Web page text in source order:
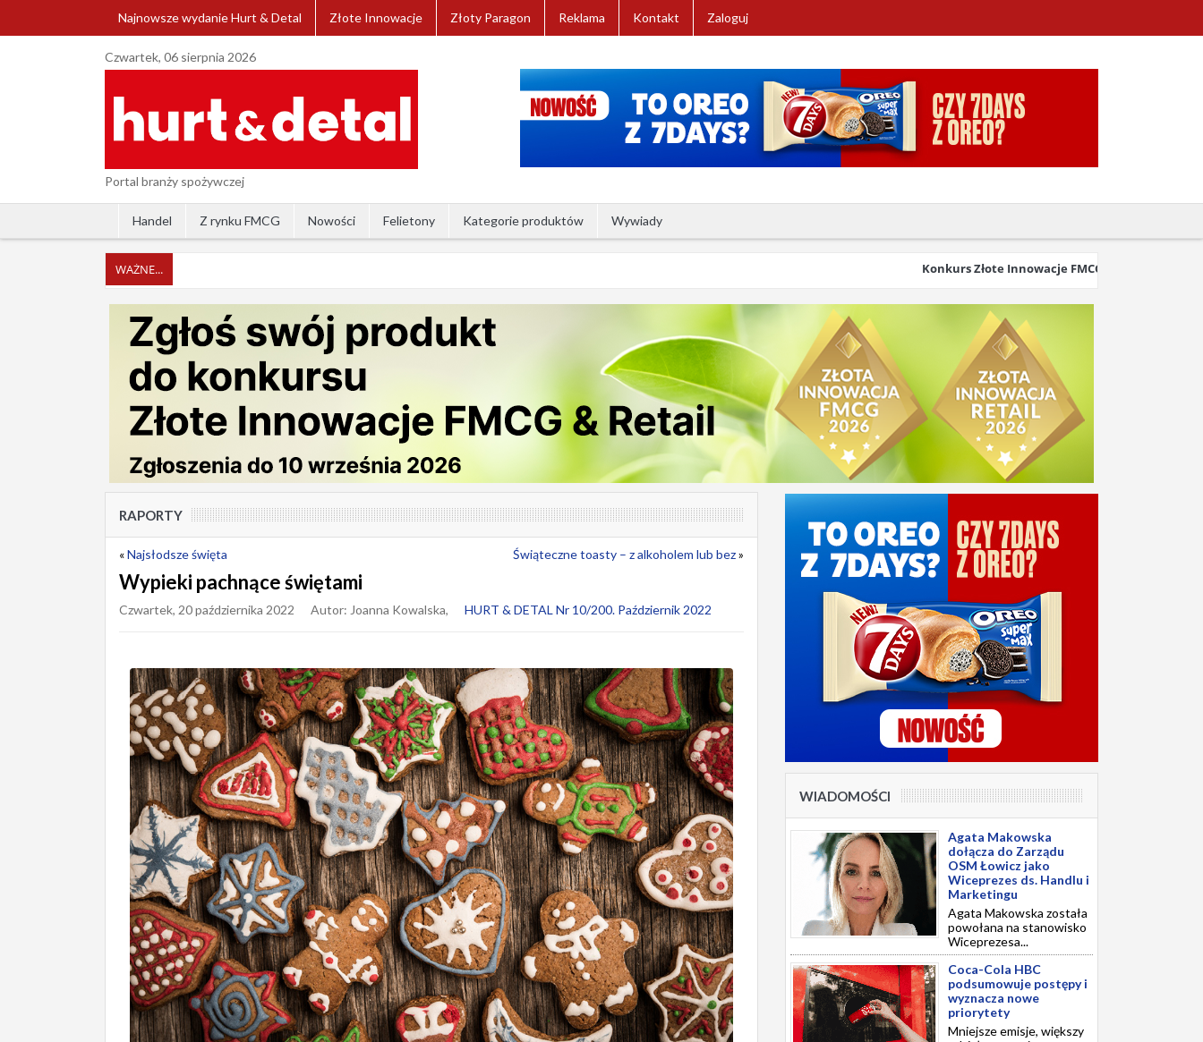
Najnowsze wydanie Hurt & Detal Złote Innowacje Złoty Paragon Reklama Kontakt Zaloguj
Czwartek, 06 sierpnia 2026
Portal branży spożywczej
Handel Z rynku FMCG Nowości Felietony Kategorie produktów Wywiady
Konkurs Złote Innowacje FMCG & Retail 2026
RAPORTY
«Najsłodsze święta Świąteczne toasty – z alkoholem lub bez»
Wypieki pachnące świętami
Czwartek, 20 października 2022 Autor: Joanna Kowalska, HURT & DETAL Nr 10/200. Październik 2022
WIADOMOŚCI
Agata Makowska
dołącza do Zarządu
OSM Łowicz jako
Wiceprezes ds. Handlu i
Marketingu
Agata Makowska została
powołana na stanowisko
Wiceprezesa...
Coca-Cola HBC
podsumowuje postępy i
wyznacza nowe
priorytety
Mniejsze emisje, większy